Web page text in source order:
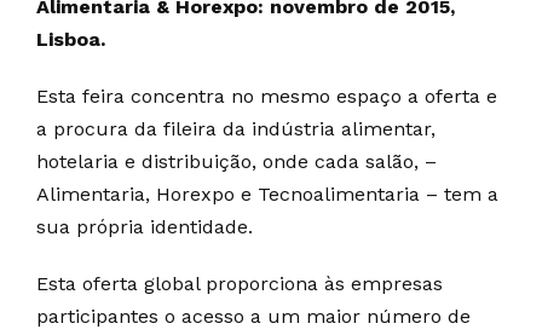
Alimentaria & Horexpo: novembro de 2015,
Lisboa.
Esta feira concentra no mesmo espaço a oferta e
a procura da fileira da indústria alimentar,
hotelaria e distribuição, onde cada salão, –
Alimentaria, Horexpo e Tecnoalimentaria – tem a
sua própria identidade.
Esta oferta global proporciona às empresas
participantes o acesso a um maior número de